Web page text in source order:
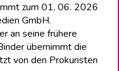
zum 01. 06. 2026
GmbH.
an seine frühere
übernimmt die
von den Prokuristen